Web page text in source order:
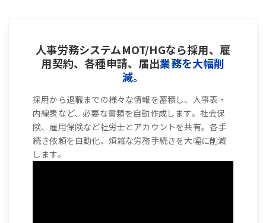
人事労務システムMOT/HGなら採用、雇
用契約、各種申請、届出業務を大幅削
減。
採用から退職までの様々な情報を蓄積し、人事表・
内線表など、必要な書類を自動作成します。社会保
険、雇用保険など社労士とアカウントを共有。各手
続き依頼を自動化、煩雑な労務手続きを大幅に削減
します。